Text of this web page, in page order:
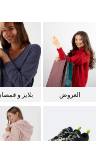
العروض
بلايز و